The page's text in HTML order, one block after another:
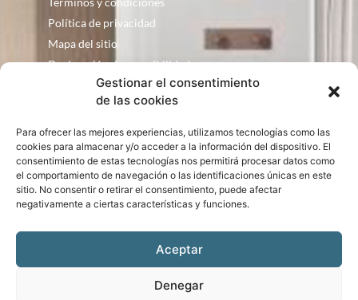
Gestionar el consentimiento
de las cookies
Para ofrecer las mejores experiencias, utilizamos tecnologías como las
cookies para almacenar y/o acceder a la información del dispositivo. El
consentimiento de estas tecnologías nos permitirá procesar datos como
el comportamiento de navegación o las identificaciones únicas en este
sitio. No consentir o retirar el consentimiento, puede afectar
negativamente a ciertas características y funciones.
Aceptar
Denegar
Política de privacidad
Mapa del sitio
Declaración de accesibilidad
Contacto
Fontanería Baquero
C/ Justo Zoco, 36 Ejea de los Caballeros
Zaragoza – España
consultas@bqbath.es
693 21 32 44
Bqbath © Copyright 2024. Diseño web realizado por